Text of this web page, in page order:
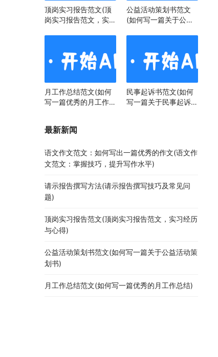
顶岗实习报告范文(顶
岗实习报告范文，实习
公益活动策划书范文
(如何写一篇关于公益
月工作总结范文(如何
写一篇优秀的月工作总
民事起诉书范文(如何
写一篇关于民事起诉书
最新新闻
语文作文范文：如何写出一篇优秀的作文(语文作
文范文：掌握技巧，提升写作水平)
请示报告撰写方法(请示报告撰写技巧及常见问
题)
顶岗实习报告范文(顶岗实习报告范文，实习经历
与心得)
公益活动策划书范文(如何写一篇关于公益活动策
划书)
月工作总结范文(如何写一篇优秀的月工作总结)